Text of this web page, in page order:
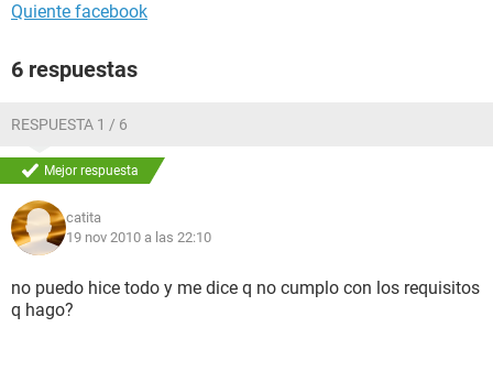
Quiente facebook
6 respuestas
RESPUESTA 1 / 6
Mejor respuesta
catita
19 nov 2010 a las 22:10
no puedo hice todo y me dice q no cumplo con los requisitos
q hago?